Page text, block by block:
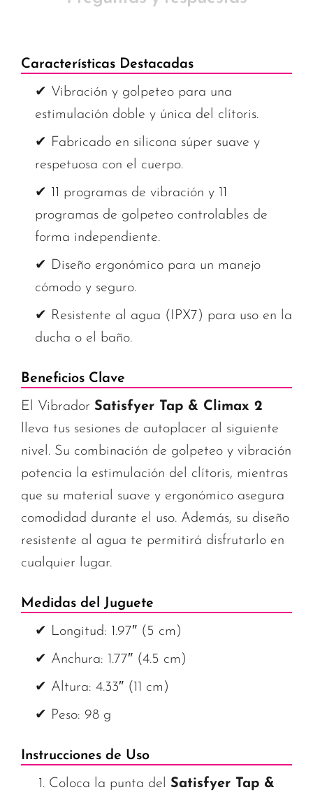
Características Destacadas
✔ Vibración y golpeteo para una
estimulación doble y única del clítoris.
✔ Fabricado en silicona súper suave y
respetuosa con el cuerpo.
✔ 11 programas de vibración y 11
programas de golpeteo controlables de
forma independiente.
✔ Diseño ergonómico para un manejo
cómodo y seguro.
✔ Resistente al agua (IPX7) para uso en la
ducha o el baño.
Beneficios Clave
El Vibrador Satisfyer Tap & Climax 2
lleva tus sesiones de autoplacer al siguiente
nivel. Su combinación de golpeteo y vibración
potencia la estimulación del clítoris, mientras
que su material suave y ergonómico asegura
comodidad durante el uso. Además, su diseño
resistente al agua te permitirá disfrutarlo en
cualquier lugar.
Medidas del Juguete
✔ Longitud: 1.97″ (5 cm)
✔ Anchura: 1.77″ (4.5 cm)
✔ Altura: 4.33″ (11 cm)
✔ Peso: 98 g
Instrucciones de Uso
Coloca la punta del Satisfyer Tap &